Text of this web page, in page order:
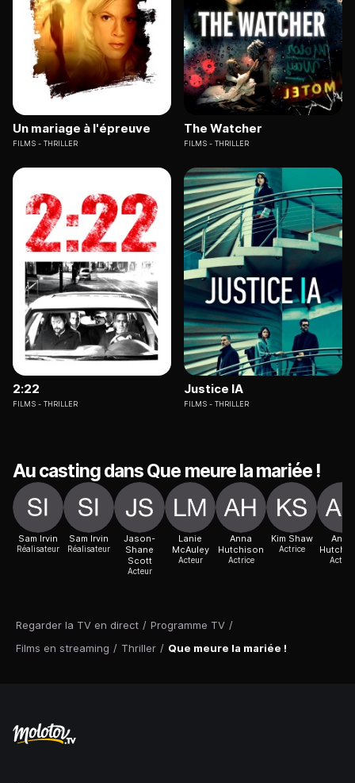
Regarder la TV en direct / Programme TV /
Films en streaming / Thriller / Que meure la mariée !
Un mariage à l'épreuve
FILMS THRILLER
The Watcher
FILMS THRILLER
2:22
FILMS THRILLER
Justice IA
FILMS THRILLER
Au casting dans Que meure la mariée !
Sam Irvin
Réalisateur
Sam Irvin
Réalisateur
Jason-
Shane
Scott
Acteur
Lanie
McAuley
Acteur
Anna
Hutchison
Actrice
Kim Shaw
Actrice
Anna
Actrice